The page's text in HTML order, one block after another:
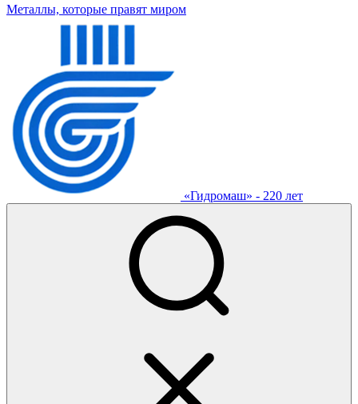
Металлы, которые правят миром
«Гидромаш» - 220 лет